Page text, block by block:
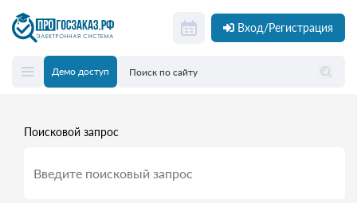
Вход/Регистрация
Демо доступ
Поисковой запрос